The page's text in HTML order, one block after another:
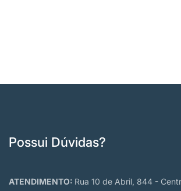
Possui Dúvidas?
ATENDIMENTO: Rua 10 de Abril, 844 -